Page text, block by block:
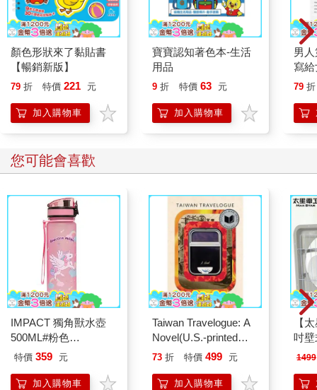
顏色形狀來了黏貼書
【暢銷新版】
79 折 特價 221 元
加入購物車
寶寶認知著色本-生活
用品
9 折 特價 63 元
加入購物車
男
寫
79 折
您可能會喜歡
IMPACT 獨角獸水壺
500ML#粉色
IM00B11PK
特價 359 元
加入購物車
Taiwan Travelogue: A
Novel(U.S.-printed
edition)
73 折 特價 499 元
加入購物車
【
吋
機)
1499